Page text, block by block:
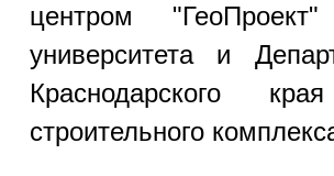
центром "ГеоПроект"
университета и
Краснодарского
строительного